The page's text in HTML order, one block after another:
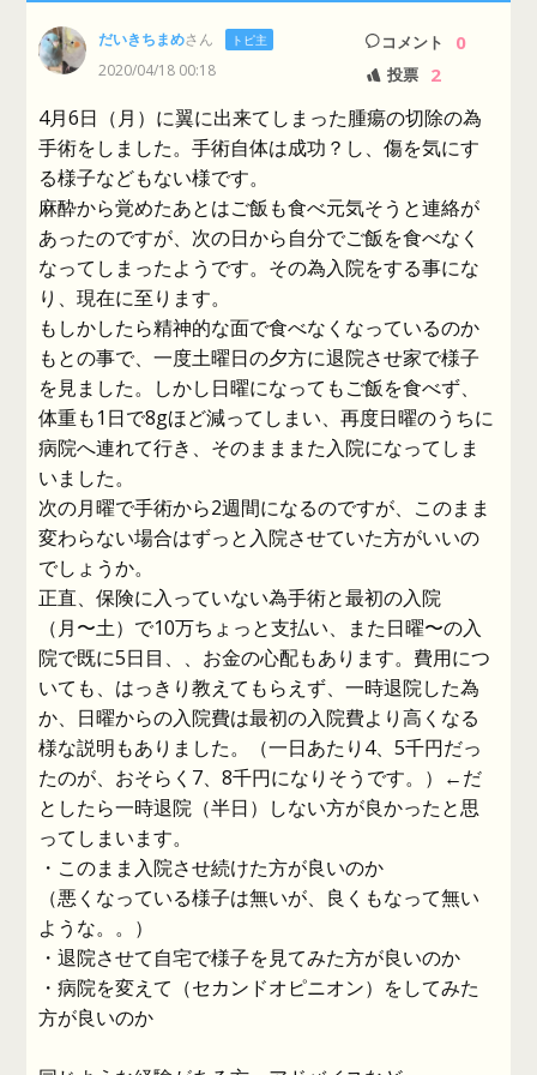
だいきちまめさん トピ主
2020/04/18 00:18
コメント 0
投票 2
4月6日（月）に翼に出来てしまった腫瘍の切除の為
手術をしました。手術自体は成功？し、傷を気にす
る様子などもない様です。
麻酔から覚めたあとはご飯も食べ元気そうと連絡が
あったのですが、次の日から自分でご飯を食べなく
なってしまったようです。その為入院をする事にな
り、現在に至ります。
もしかしたら精神的な面で食べなくなっているのか
もとの事で、一度土曜日の夕方に退院させ家で様子
を見ました。しかし日曜になってもご飯を食べず、
体重も1日で8gほど減ってしまい、再度日曜のうちに
病院へ連れて行き、そのまままた入院になってしま
いました。
次の月曜で手術から2週間になるのですが、このまま
変わらない場合はずっと入院させていた方がいいの
でしょうか。
正直、保険に入っていない為手術と最初の入院
（月〜土）で10万ちょっと支払い、また日曜〜の入
院で既に5日目、、お金の心配もあります。費用につ
いても、はっきり教えてもらえず、一時退院した為
か、日曜からの入院費は最初の入院費より高くなる
様な説明もありました。（一日あたり4、5千円だっ
たのが、おそらく7、8千円になりそうです。）←だ
としたら一時退院（半日）しない方が良かったと思
ってしまいます。
・このまま入院させ続けた方が良いのか
（悪くなっている様子は無いが、良くもなって無い
ような。。）
・退院させて自宅で様子を見てみた方が良いのか
・病院を変えて（セカンドオピニオン）をしてみた
方が良いのか